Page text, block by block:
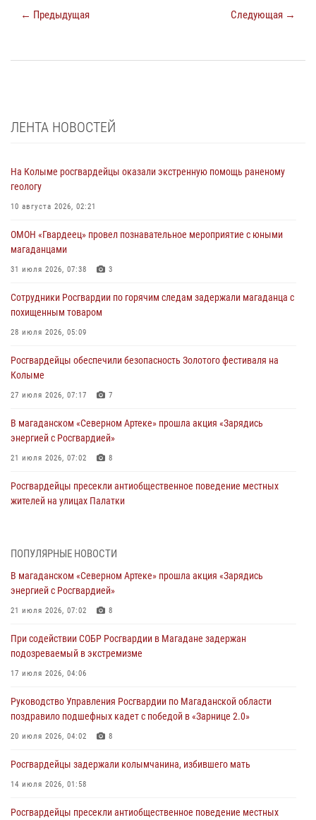
← Предыдущая Следующая →
ЛЕНТА НОВОСТЕЙ
На Колыме росгвардейцы оказали экстренную помощь раненому
геологу
10 августа 2026, 02:21
ОМОН «Гвардеец» провел познавательное мероприятие с юными
магаданцами
31 июля 2026, 07:38 3
Сотрудники Росгвардии по горячим следам задержали магаданца с
похищенным товаром
28 июля 2026, 05:09
Росгвардейцы обеспечили безопасность Золотого фестиваля на
Колыме
27 июля 2026, 07:17 7
В магаданском «Северном Артеке» прошла акция «Зарядись
энергией с Росгвардией»
21 июля 2026, 07:02 8
Росгвардейцы пресекли антиобщественное поведение местных
жителей на улицах Палатки
Руководство Управления Росгвардии по Магаданской области
20 июля 2026, 04:02
При содействии СОБР Росгвардии в Магадане задержан
17 июля 2026, 04:06
«Каникулы с Росгвардией» продолжаются на Колыме
Начальник Главного штаба – первый заместитель директора
Росгвардии Герой России генерал-полковник Сергей Бойко
15 июля 2026, 06:21
ПОПУЛЯРНЫЕ НОВОСТИ
В магаданском «Северном Артеке» прошла акция «Зарядись
энергией с Росгвардией»
21 июля 2026, 07:02 8
При содействии СОБР Росгвардии в Магадане задержан
подозреваемый в экстремизме
17 июля 2026, 04:06
Руководство Управления Росгвардии по Магаданской области
поздравило подшефных кадет с победой в «Зарнице 2.0»
20 июля 2026, 04:02 8
Росгвардейцы задержали колымчанина, избившего мать
14 июля 2026, 01:58
Росгвардейцы пресекли антиобщественное поведение местных